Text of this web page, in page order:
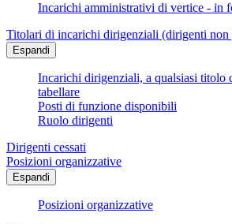
Incarichi amministrativi di vertice - in
Titolari di incarichi dirigenziali (dirigenti non
Espandi
Incarichi dirigenziali, a qualsiasi titolo
tabellare
Posti di funzione disponibili
Ruolo dirigenti
Dirigenti cessati
Posizioni organizzative
Espandi
Posizioni organizzative